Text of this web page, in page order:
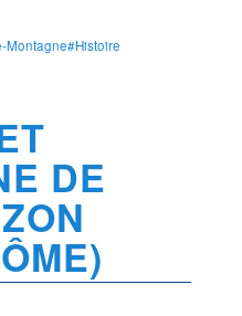
Montagne#Histoire
DE